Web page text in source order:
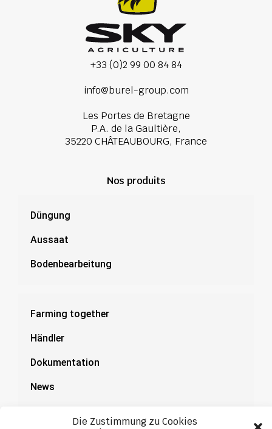
Die Zustimmung zu Cookies
+33 (0)2 99 00 84 84
info@burel-group.com
Les Portes de Bretagne
P.A. de la Gaultière,
35220 CHÂTEAUBOURG, France
Nos produits
Düngung
Aussaat
Bodenbearbeitung
Farming together
Händler
Dokumentation
News